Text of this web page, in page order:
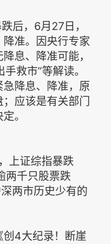
后，6月27日，
准。因央行专家
息、降准可能，
救市”等解读。
降息、降准，原
应该是有关部门
。
上证综指暴跌
两千只股票跌
两市历史少有的
创4大纪录！断崖